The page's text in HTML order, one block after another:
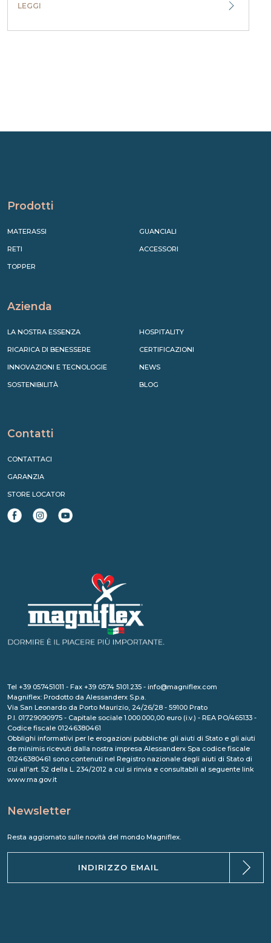
LEGGI
Prodotti
MATERASSI
RETI
TOPPER
GUANCIALI
ACCESSORI
Azienda
LA NOSTRA ESSENZA
RICARICA DI BENESSERE
INNOVAZIONI E TECNOLOGIE
SOSTENIBILITÀ
HOSPITALITY
CERTIFICAZIONI
NEWS
BLOG
Contatti
CONTATTACI
GARANZIA
STORE LOCATOR
Tel +39 057451011 - Fax +39 0574 5101.235 - info@magniflex.com
Magniflex: Prodotto da Alessanderx S.p.a.
Via San Leonardo da Porto Maurizio, 24/26/28 - 59100 Prato
P.I. 01729090975 - Capitale sociale 1.000.000,00 euro (i.v.) - REA PO/465133 -
Codice fiscale 01246380461
Obblighi informativi per le erogazioni pubbliche: gli aiuti di Stato e gli aiuti
de minimis ricevuti dalla nostra impresa Alessanderx Spa codice fiscale
01246380461 sono contenuti nel Registro nazionale degli aiuti di Stato di
cui all'art. 52 della L. 234/2012 a cui si rinvia e consultabili al seguente link
www.rna.gov.it
Newsletter
Resta aggiornato sulle novità del mondo Magniflex.